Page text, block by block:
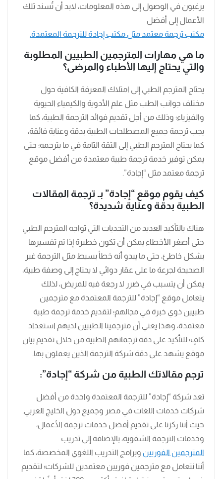
يرغبون في الوصول إلى هذه المعلومات، لابد أن تُسند تلك
الأعمال إلى أفضل
مكتب ترجمة معتمد مثل مكتب إجادة للترجمة المعتمدة.
ما هي مهارات المترجمين الطبيين المطلوبة
والتي يحتاج إليها الأطباء والمرضى؟
يحتاج المترجم الطبي إلى امتلاك المعرفة الكافية حول
مختلف جوانب الطب مثل علم الأدوية والكيمياء الحيوية
والفيزياء؛ وذلك من أجل تقديم فوائد الترجمة الطبية، كما
يجب ترجمة جميع المصطلحات الطبية بدقة وعناية فائقة،
كما يحتاج المترجم الطبي إلى الثقة التامة في ما يترجمه؛ حتى
يمكن توفير خدمة ترجمة طبية معتمدة من أفضل موقع
ترجمة معتمد مثل “إجادة”.
كيف يقوم موقع “إجادة” بـ ترجمة المقالات
الطبية بدقة وعناية شديدة؟
هناك بالتأكيد العديد من التحديات التي تواجه المترجم الطبي
حتى أصغر الأخطاء يمكن أن تكون خطيرة إذا تم تفسيرها
بشكل خاطئ، حتى ما يبدو أنه خطأ بسيط مثل الترجمة غير
الصحيحة لجرعة ما على عقار دوائي لا يحتاج إلى وصفة طبية،
يمكن أن يتسبب في ضرر لا رجعة فيه للمريض، لذلك
يتعامل موقع “إجادة” للترجمة المعتمدة مع مترجمين
طبيين ذوي خبرة في مجالهم؛ لتقديم خدمة ترجمة طبية
معتمدة، وهذا يعني أن مترجمينا الطبيين لديهم استعداد
كافٍ؛ للتأكيد على دقة ترجماتهم الطبية من خلال تقديم بيان
موقع يشهد على دقة شركة الترجمة الذين يعملون بها.
ترجم مقالاتك الطبية من شركة “إجادة”:
تعد شركة “إجادة” للترجمة المعتمدة واحدة من أفضل
شركات خدمات اللغات في مصر وجميع دول الخليج العربي.
حيث أننا ركزنا على تقديم أفضل خدمات ترجمة الأعمال،
وخدمات الترجمة الشفوية، بالإضافة إلى تدريب
المترجمين الفوريين وبرامج التدريب اللغوي المخصصة، كما
أننا نتعامل مع مترجمين فوريين معتمدين للشركات؛ لتقديم